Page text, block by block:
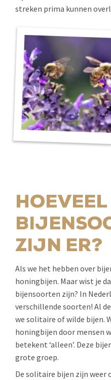
streken prima kunnen
HOEVEEL
ZIJN ER?
Als we het hebben over
honingbijen. Maar wist je
bijensoorten zijn? In
verschillende soorten! Al
we solitaire of wilde bijen.
honingbijen door mensen
betekent ‘alleen’. Deze
grote groep.
De solitaire bijen zijn weer